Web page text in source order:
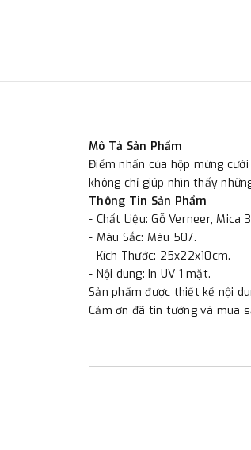
Mô Tả Sản Phẩm
Điểm nhấn của hộp mừng
không chỉ giúp nhìn thấy
Thông Tin Sản Phẩm
- Chất Liệu: Gỗ Verneer, Mica
- Màu Sắc: Màu 507.
- Kích Thước: 25x22x10cm.
- Nội dung: In UV 1 mặt.
Sản phẩm được thiết kế nội
Cảm ơn đã tin tưởng và mua